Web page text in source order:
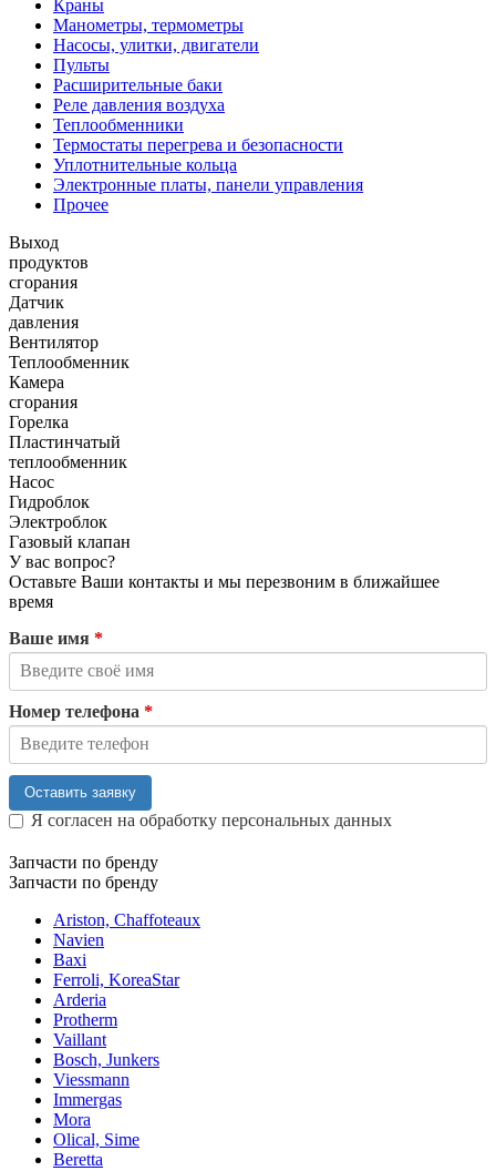
Краны
Манометры, термометры
Насосы, улитки, двигатели
Пульты
Расширительные баки
Реле давления воздуха
Теплообменники
Термостаты перегрева и безопасности
Уплотнительные кольца
Электронные платы, панели управления
Прочее
Выход
продуктов
сгорания
Датчик
давления
Вентилятор
Теплообменник
Камера
сгорания
Горелка
Пластинчатый
теплообменник
Насос
Гидроблок
Электроблок
Газовый клапан
У вас вопрос?
Оставьте Ваши контакты и мы перезвоним в ближайшее
время
Ваше имя *
Номер телефона *
Оставить заявку
Я согласен на обработку персональных данных
Запчасти по бренду
Запчасти по бренду
Ariston, Chaffoteaux
Navien
Baxi
Ferroli, KoreaStar
Arderia
Protherm
Vaillant
Bosch, Junkers
Viessmann
Immergas
Mora
Olical, Sime
Beretta